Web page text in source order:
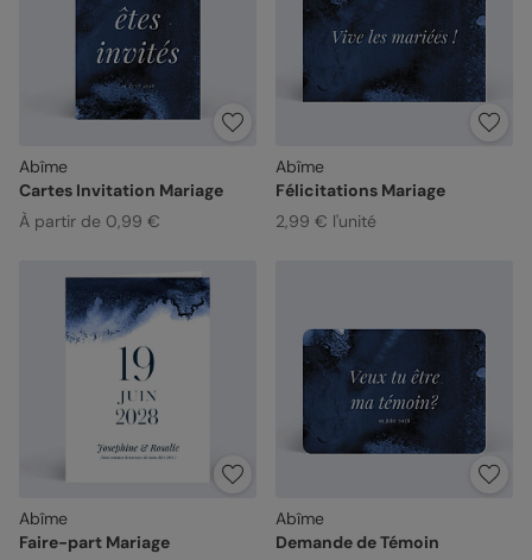
Abîme
Cartes Invitation Mariage
À partir de 0,99 €
Abîme
Félicitations Mariage
2,99 € l'unité
Abîme
Faire-part Mariage
Abîme
Demande de Témoin